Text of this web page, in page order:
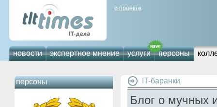
о проекте
новости экспертное мнение услуги персоны
персоны IT-баранки
Блог о мучных